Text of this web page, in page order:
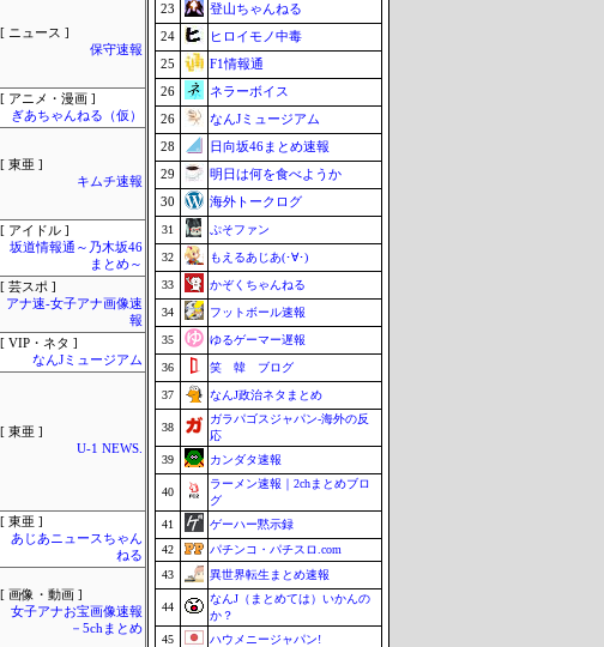
[ ニュース ]
保守速報
[ アニメ・漫画 ]
ぎあちゃんねる（仮）
[ 東亜 ]
キムチ速報
[ アイドル ]
坂道情報通～乃木坂46
まとめ～
[ 芸スポ ]
アナ速‐女子アナ画像速
報
[ VIP・ネタ ]
なんJミュージアム
[ 東亜 ]
U-1 NEWS.
[ 東亜 ]
あじあニュースちゃん
ねる
[ 画像・動画 ]
女子アナお宝画像速報
－5chまとめ
23
登山ちゃんねる
24
ヒロイモノ中毒
25
F1情報通
26
ネラーボイス
26
なんJミュージアム
28
日向坂46まとめ速報
29
明日は何を食べようか
30
海外トークログ
31 ぷそファン
32 もえるあじあ(･∀･)
33 かぞくちゃんねる
34 フットボール速報
35 ゆるゲーマー遅報
36 笑 韓 ブログ
37 なんJ政治ネタまとめ
38
ガラパゴスジャパン-海外の反
応
39
カンダタ速報
40
ラーメン速報｜2chまとめブロ
グ
41
ゲーハー黙示録
42
パチンコ・パチスロ.com
43
異世界転生まとめ速報
44
なんJ（まとめては）いかんの
か？
45
ハウメニージャパン!